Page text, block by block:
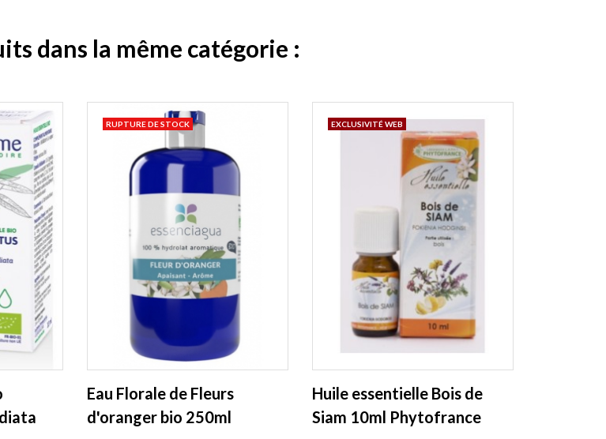
dans la même catégorie :
Eau Florale de Fleurs
d'oranger bio 250ml
RUPTURE DE STOCK
Huile essentielle Bois de
Siam 10ml Phytofrance
EXCLUSIVITÉ WEB